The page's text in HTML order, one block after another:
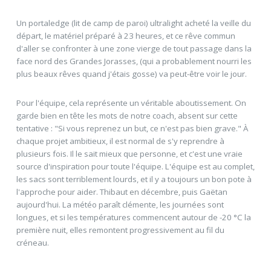
Un portaledge (lit de camp de paroi) ultralight acheté la veille du
départ, le matériel préparé à 23 heures, et ce rêve commun
d'aller se confronter à une zone vierge de tout passage dans la
face nord des Grandes Jorasses, (qui a probablement nourri les
plus beaux rêves quand j'étais gosse) va peut-être voir le jour.
Pour l'équipe, cela représente un véritable aboutissement. On
garde bien en tête les mots de notre coach, absent sur cette
tentative : "Si vous reprenez un but, ce n'est pas bien grave." À
chaque projet ambitieux, il est normal de s'y reprendre à
plusieurs fois. Il le sait mieux que personne, et c'est une vraie
source d'inspiration pour toute l'équipe. L'équipe est au complet,
les sacs sont terriblement lourds, et il y a toujours un bon pote à
l'approche pour aider. Thibaut en décembre, puis Gaëtan
aujourd'hui. La météo paraît clémente, les journées sont
longues, et si les températures commencent autour de -20 °C la
première nuit, elles remontent progressivement au fil du
créneau.